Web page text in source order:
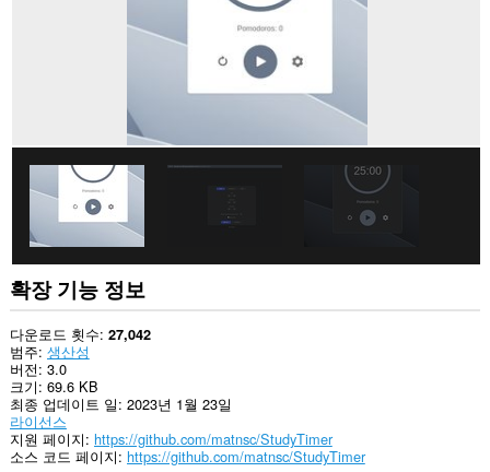
확장 기능 정보
다운로드 횟수 27,042
범주 생산성
버전 3.0
크기 69.6 KB
최종 업데이트 일 2023년 1월 23일
라이선스
지원 페이지 https://github.com/matnsc/StudyTimer
소스 코드 페이지 https://github.com/matnsc/StudyTimer